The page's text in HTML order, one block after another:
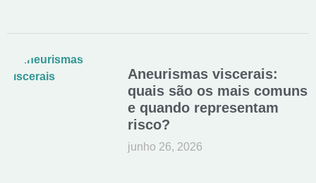
Aneurismas viscerais:
quais são os mais comuns
e quando representam
risco?
junho 26, 2026